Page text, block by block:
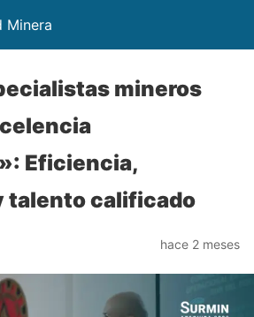
Minera
mineros
Eficiencia,
talento calificado
hace 2 meses